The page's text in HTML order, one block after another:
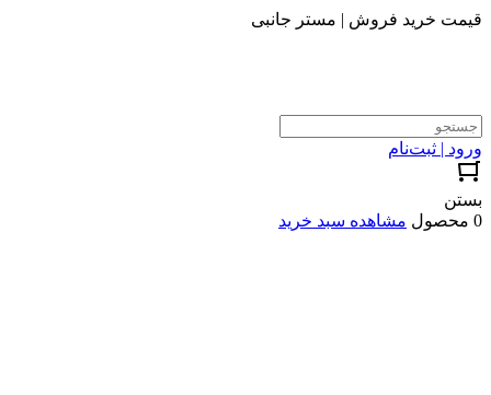
قیمت خرید فروش | مستر جانبی
ورود | ثبت‌نام
بستن
0 محصول
مشاهده سبد خرید